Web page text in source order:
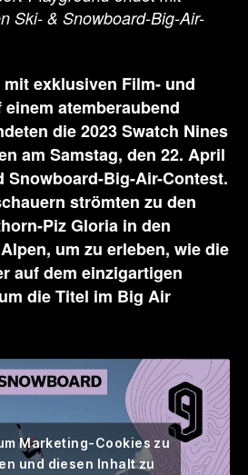
Ski- & Snowboard-Big-Air-
mit exklusiven Film- und
atemberaubend
die 2023 Swatch Nines
am Samstag, den 22. April
Snowboard-Big-Air-Contest.
strömten zu den
Piz Gloria in den
um zu erleben, wie die
auf dem einzigartigen
die Titel im Big Air
Marketing-Cookies zu
und diesen Inhalt zu